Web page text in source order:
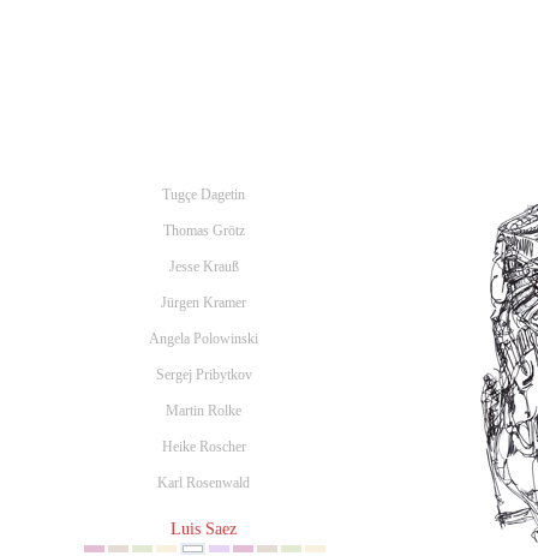
Tugçe Dagetin
Thomas Grötz
Jesse Krauß
Jürgen Kramer
Angela Polowinski
Sergej Pribytkov
Martin Rolke
Heike Roscher
Karl Rosenwald
Luis Saez